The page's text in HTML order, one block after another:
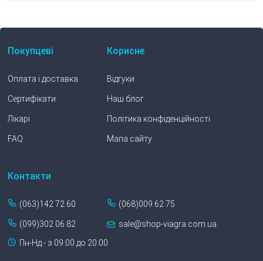
Покупцеві
Оплата і доставка
Сертифікати
Лікарі
FAQ
Корисне
Відгуки
Наш блог
Політика конфіденційності
Мапа сайту
Контакти
(063)142 72 60 (068)009 62 75
(099)302 06 82
sale@shop-viagra.com.ua
Пн-Нд - з 09:00 до 20:00